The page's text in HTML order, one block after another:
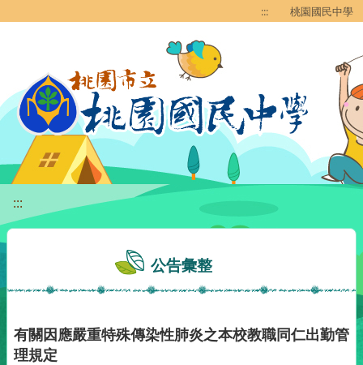
::: 桃園國民中學
:::
公告彙整
有關因應嚴重特殊傳染性肺炎之本校教職同仁出勤管
理規定